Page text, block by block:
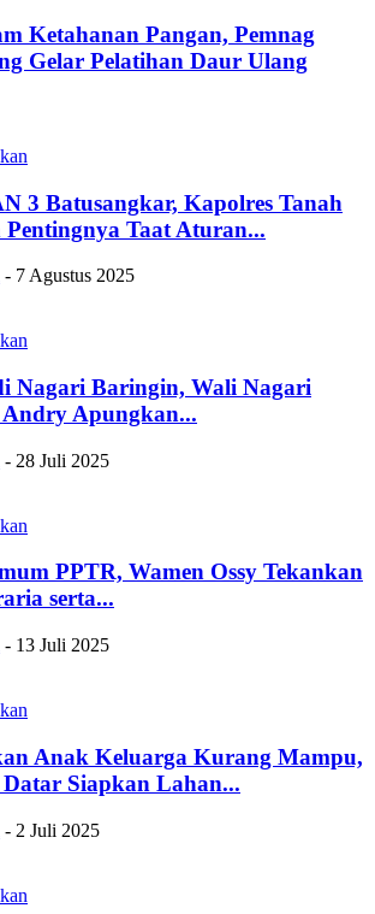
Ketahanan Pangan, Pemnag
Gelar Pelatihan Daur Ulang
3 Batusangkar, Kapolres Tanah
Taat Aturan...
- 7 Agustus 2025
Nagari Baringin, Wali Nagari
Apungkan...
- 28 Juli 2025
PPTR, Wamen Ossy Tekankan
serta...
- 13 Juli 2025
Anak Keluarga Kurang Mampu,
Siapkan Lahan...
- 2 Juli 2025